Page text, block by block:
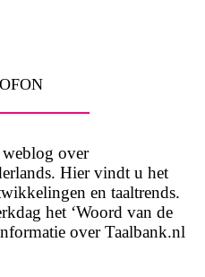
over
Hier vindt u het
en taaltrends.
het ‘Woord van de
over Taalbank.nl